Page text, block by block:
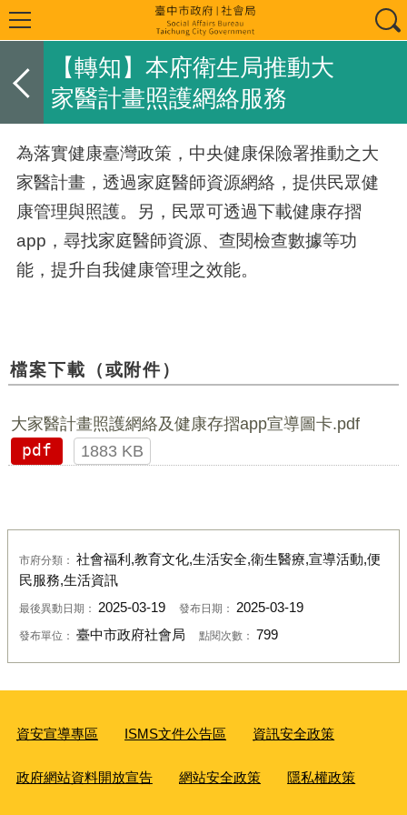
【轉知】本府衛生局推動大
家醫計畫照護網絡服務
為落實健康臺灣政策，中央健康保險署推動之大
家醫計畫，透過家庭醫師資源網絡，提供民眾健
康管理與照護。另，民眾可透過下載健康存摺
app，尋找家庭醫師資源、查閱檢查數據等功
能，提升自我健康管理之效能。
檔案下載（或附件）
大家醫計畫照護網絡及健康存摺app宣導圖卡.pdf
pdf
1883 KB
市府分類： 社會福利,教育文化,生活安全,衛生醫療,宣導活動,便
民服務,生活資訊
最後異動日期： 2025-03-19 發布日期： 2025-03-19
發布單位： 臺中市政府社會局 點閱次數： 799
資安宣導專區 ISMS文件公告區 資訊安全政策
政府網站資料開放宣告 網站安全政策 隱私權政策